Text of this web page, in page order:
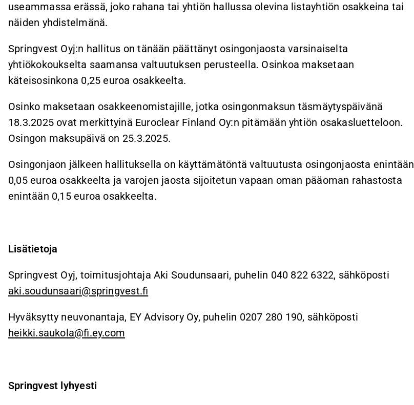
useammassa erässä, joko rahana tai yhtiön hallussa olevina listayhtiön osakkeina tai
näiden yhdistelmänä.
Springvest Oyj:n hallitus on tänään päättänyt osingonjaosta varsinaiselta
yhtiökokoukselta saamansa valtuutuksen perusteella. Osinkoa maksetaan
käteisosinkona 0,25 euroa osakkeelta.
Osinko maksetaan osakkeenomistajille, jotka osingonmaksun täsmäytyspäivänä
18.3.2025 ovat merkittyinä Euroclear Finland Oy:n pitämään yhtiön osakasluetteloon.
Osingon maksupäivä on 25.3.2025.
Osingonjaon jälkeen hallituksella on käyttämätöntä valtuutusta osingonjaosta enintään
0,05 euroa osakkeelta ja varojen jaosta sijoitetun vapaan oman pääoman rahastosta
enintään 0,15 euroa osakkeelta.
Lisätietoja
Springvest Oyj, toimitusjohtaja Aki Soudunsaari, puhelin 040 822 6322, sähköposti
aki.soudunsaari@springvest.fi
Hyväksytty neuvonantaja, EY Advisory Oy, puhelin 0207 280 190, sähköposti
heikki.saukola@fi.ey.com
Springvest lyhyesti